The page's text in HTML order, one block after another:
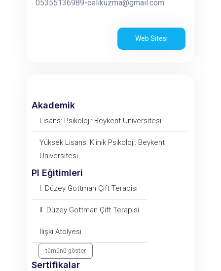
05355136989-celikuzma@gmail.com
Web Sitesi
Akademik
Lisans: Psikoloji: Beykent Üniversitesi
Yüksek Lisans: Klinik Psikoloji: Beykent
Üniversitesi
PI Eğitimleri
I. Düzey Gottman Çift Terapisi
II. Düzey Gottman Çift Terapisi
İlişki Atölyesi
tümünü göster
Sertifikalar